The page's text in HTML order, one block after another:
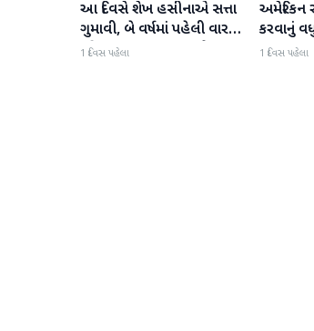
આંતરરાષ્ટ્રીય
આ દિવસે શેખ હસીનાએ સત્તા
ગુમાવી, બે વર્ષમાં પહેલી વાર
દુનિયા સમક્ષ હાજર થશે
1 દિવસ પહેલા
આંતરરાષ્ટ્રીય
અમેરિકન
કરવાનું
1 દિવસ પહેલા